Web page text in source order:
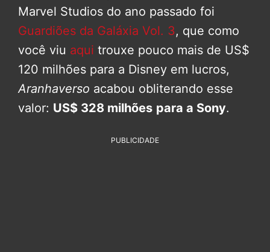
Marvel Studios do ano passado foi
Guardiões da Galáxia Vol. 3, que como
você viu aqui trouxe pouco mais de US$
120 milhões para a Disney em lucros,
Aranhaverso acabou obliterando esse
valor: US$ 328 milhões para a Sony.
PUBLICIDADE